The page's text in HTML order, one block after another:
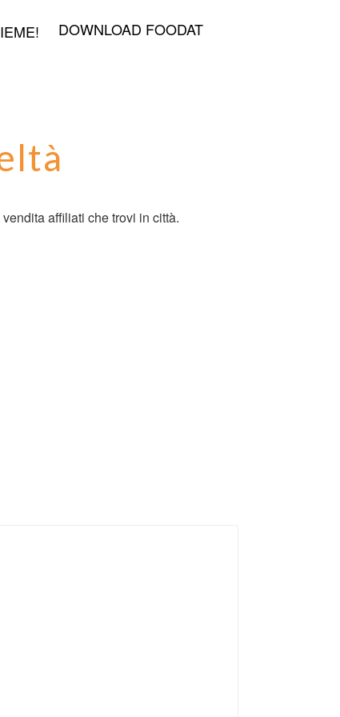
DOWNLOAD FOODAT
affiliati che trovi in città.